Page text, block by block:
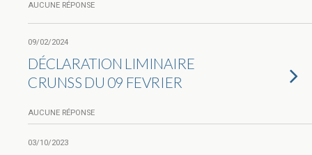
AUCUNE RÉPONSE
09/02/2024
DÉCLARATION LIMINAIRE
CRUNSS DU 09 FEVRIER
AUCUNE RÉPONSE
03/10/2023